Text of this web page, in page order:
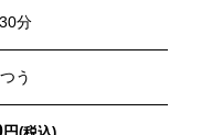
分
う